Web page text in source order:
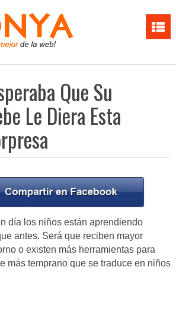
Que Su
Le Diera Esta
día los niños están aprendiendo
antes. Será que reciben mayor
o existen más herramientas para
más temprano que se traduce en niños